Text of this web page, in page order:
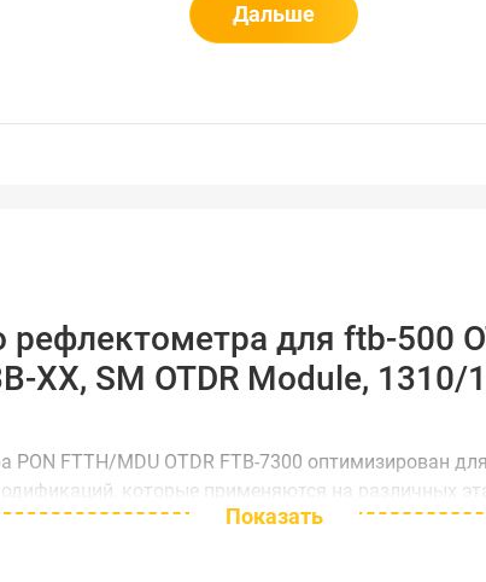
рефлектометра для ftb-500
XX, SM OTDR Module,
FTTH/MDU OTDR FTB-7300 оптимизирован
которые применяются на различных
Показать
Дальше